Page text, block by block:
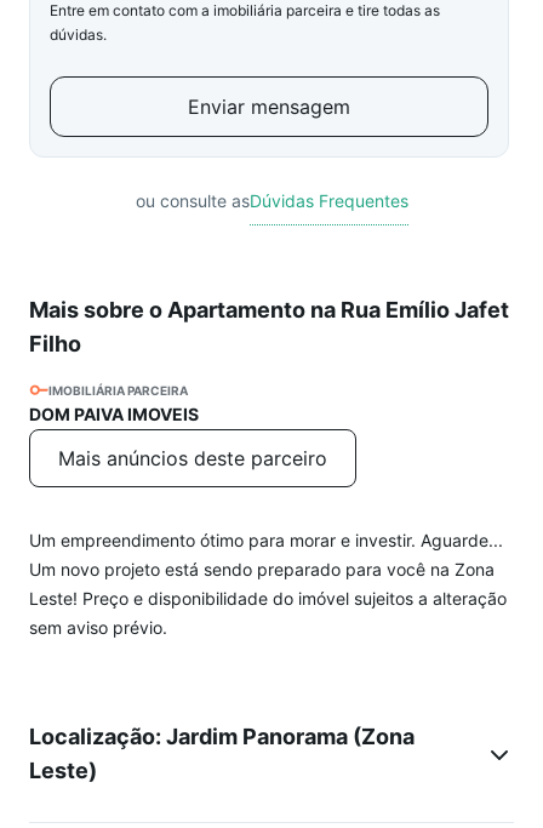
Entre em contato com a imobiliária parceira e tire todas as
dúvidas.
Enviar mensagem
ou consulte asDúvidas Frequentes
Mais sobre o Apartamento na Rua Emílio Jafet
Filho
IMOBILIÁRIA PARCEIRA
DOM PAIVA IMOVEIS
Mais anúncios deste parceiro
Um empreendimento ótimo para morar e investir. Aguarde...
Um novo projeto está sendo preparado para você na Zona
Leste! Preço e disponibilidade do imóvel sujeitos a alteração
sem aviso prévio.
Localização: Jardim Panorama (Zona
Leste)